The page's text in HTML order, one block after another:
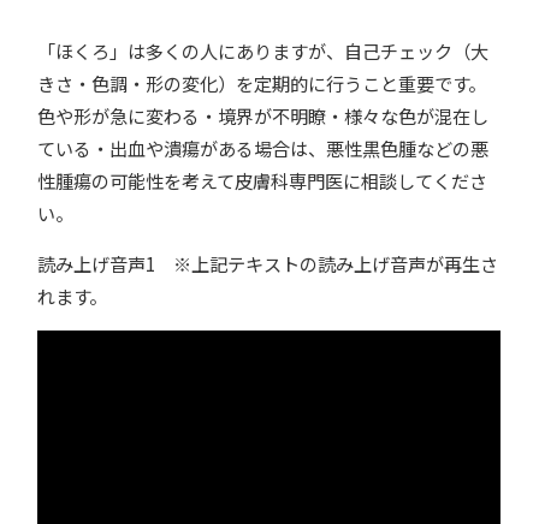
「ほくろ」は多くの人にありますが、自己チェック（大
きさ・色調・形の変化）を定期的に行うこと重要です。
色や形が急に変わる・境界が不明瞭・様々な色が混在し
ている・出血や潰瘍がある場合は、悪性黒色腫などの悪
性腫瘍の可能性を考えて皮膚科専門医に相談してくださ
い。
読み上げ音声1 ※上記テキストの読み上げ音声が再生さ
れます。